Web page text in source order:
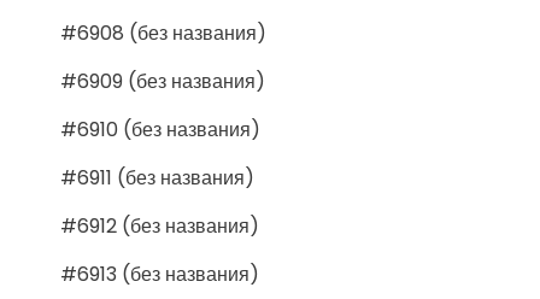
#6908 (без названия)
#6909 (без названия)
#6910 (без названия)
#6911 (без названия)
#6912 (без названия)
#6913 (без названия)